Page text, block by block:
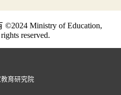
Ministry of Education,
reserved.